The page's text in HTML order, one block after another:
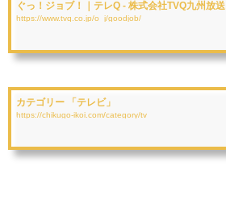
ぐっ！ジョブ！｜テレQ - 株式会社TVQ九州放送
https://www.tvq.co.jp/o_j/goodjob/
カテゴリー 「テレビ」
https://chikugo-ikoi.com/category/tv